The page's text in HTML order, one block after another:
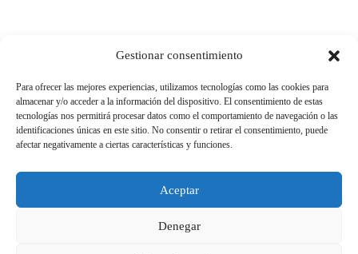
Gestionar consentimiento
Para ofrecer las mejores experiencias, utilizamos tecnologías como las cookies para
almacenar y/o acceder a la información del dispositivo. El consentimiento de estas
tecnologías nos permitirá procesar datos como el comportamiento de navegación o las
identificaciones únicas en este sitio. No consentir o retirar el consentimiento, puede
afectar negativamente a ciertas características y funciones.
Aceptar
Denegar